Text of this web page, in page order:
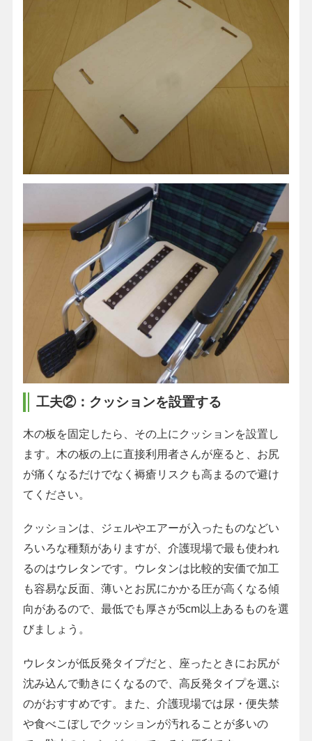
工夫②：クッションを設置する
木の板を固定したら、その上にクッションを設置し
ます。木の板の上に直接利用者さんが座ると、お尻
が痛くなるだけでなく褥瘡リスクも高まるので避け
てください。
クッションは、ジェルやエアーが入ったものなどい
ろいろな種類がありますが、介護現場で最も使われ
るのはウレタンです。ウレタンは比較的安価で加工
も容易な反面、薄いとお尻にかかる圧が高くなる傾
向があるので、最低でも厚さが5cm以上あるものを選
びましょう。
ウレタンが低反発タイプだと、座ったときにお尻が
沈み込んで動きにくなるので、高反発タイプを選ぶ
のがおすすめです。また、介護現場では尿・便失禁
や食べこぼしでクッションが汚れることが多いの